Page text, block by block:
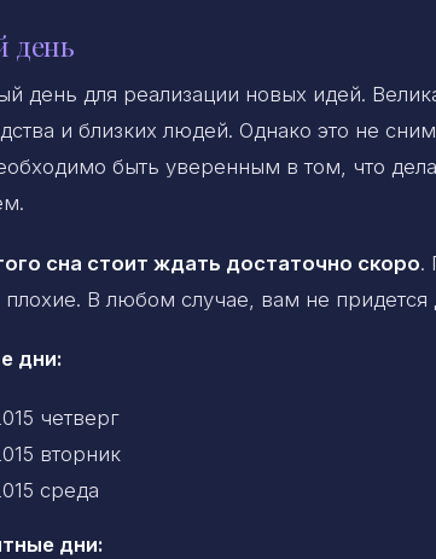
день
день для реализации новых идей.
и близких людей. Однако это не
быть уверенным в том, что
сна стоит ждать достаточно скоро.
В любом случае, вам не придется
дни:
четверг
вторник
среда
дни: